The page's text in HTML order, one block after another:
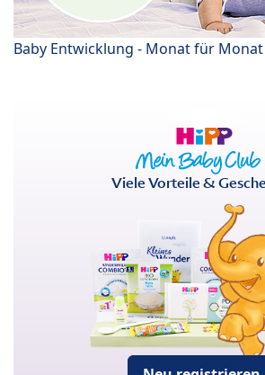
Baby Entwicklung - Monat für Monat
Viele Vorteile &